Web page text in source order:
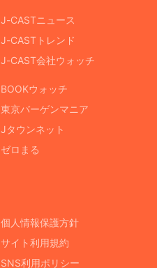
J-CASTニュース
J-CASTトレンド
J-CAST会社ウォッチ
BOOKウォッチ
東京バーゲンマニア
Jタウンネット
ゼロまる
個人情報保護方針
サイト利用規約
SNS利用ポリシー